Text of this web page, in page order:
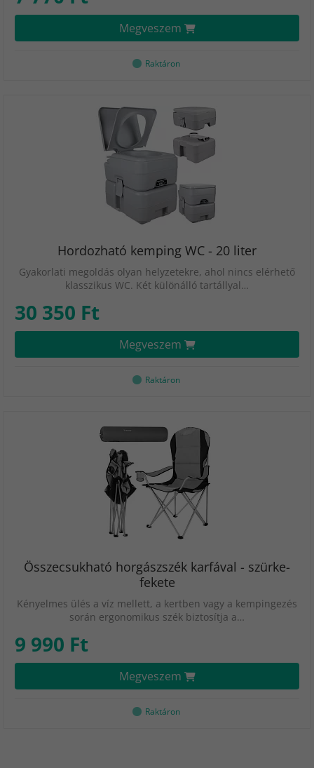
Megveszem
Raktáron
Hordozható kemping WC - 20 liter
Gyakorlati megoldás olyan helyzetekre, ahol nincs elérhető
klasszikus WC. Két különálló tartállyal…
30 350 Ft
Megveszem
Raktáron
Összecsukható horgászszék karfával - szürke-
fekete
Kényelmes ülés a víz mellett, a kertben vagy a kempingezés
során ergonomikus szék biztosítja a…
9 990 Ft
Megveszem
Raktáron